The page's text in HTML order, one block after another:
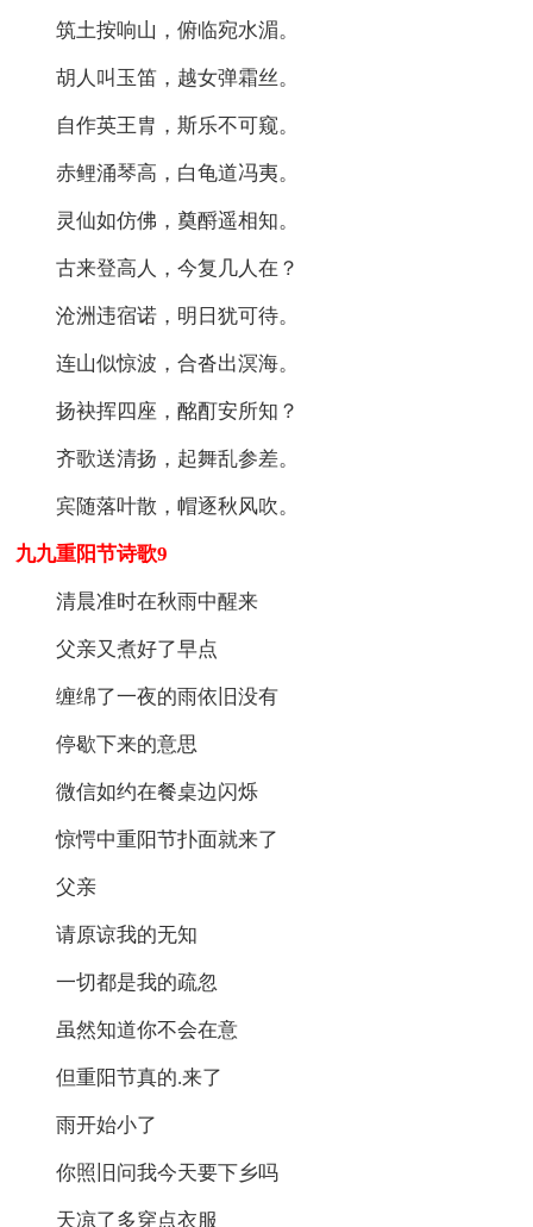
筑土按响山，俯临宛水湄。
胡人叫玉笛，越女弹霜丝。
自作英王胄，斯乐不可窥。
赤鲤涌琴高，白龟道冯夷。
灵仙如仿佛，奠酹遥相知。
古来登高人，今复几人在？
沧洲违宿诺，明日犹可待。
连山似惊波，合沓出溟海。
扬袂挥四座，酩酊安所知？
齐歌送清扬，起舞乱参差。
宾随落叶散，帽逐秋风吹。
九九重阳节诗歌9
清晨准时在秋雨中醒来
父亲又煮好了早点
缠绵了一夜的雨依旧没有
停歇下来的意思
微信如约在餐桌边闪烁
惊愕中重阳节扑面就来了
父亲
请原谅我的无知
一切都是我的疏忽
虽然知道你不会在意
但重阳节真的.来了
雨开始小了
你照旧问我今天要下乡吗
天凉了多穿点衣服